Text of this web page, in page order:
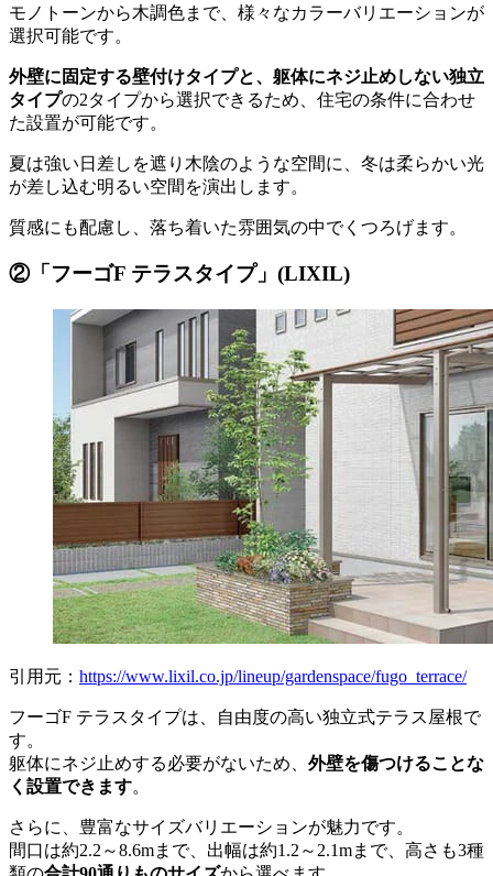
モノトーンから木調色まで、様々なカラーバリエーションが
選択可能です。
外壁に固定する壁付けタイプと、躯体にネジ止めしない独立
タイプの2タイプから選択できるため、住宅の条件に合わせ
た設置が可能です。
夏は強い日差しを遮り木陰のような空間に、冬は柔らかい光
が差し込む明るい空間を演出します。
質感にも配慮し、落ち着いた雰囲気の中でくつろげます。
②「フーゴF テラスタイプ」(LIXIL)
引用元： https://www.lixil.co.jp/lineup/gardenspace/fugo_terrace/
フーゴF テラスタイプは、自由度の高い独立式テラス屋根で
す。
躯体にネジ止めする必要がないため、 外壁を傷つけることな
く設置できます。
さらに、豊富なサイズバリエーションが魅力です。
間口は約2.2～8.6mまで、出幅は約1.2～2.1mまで、高さも3種